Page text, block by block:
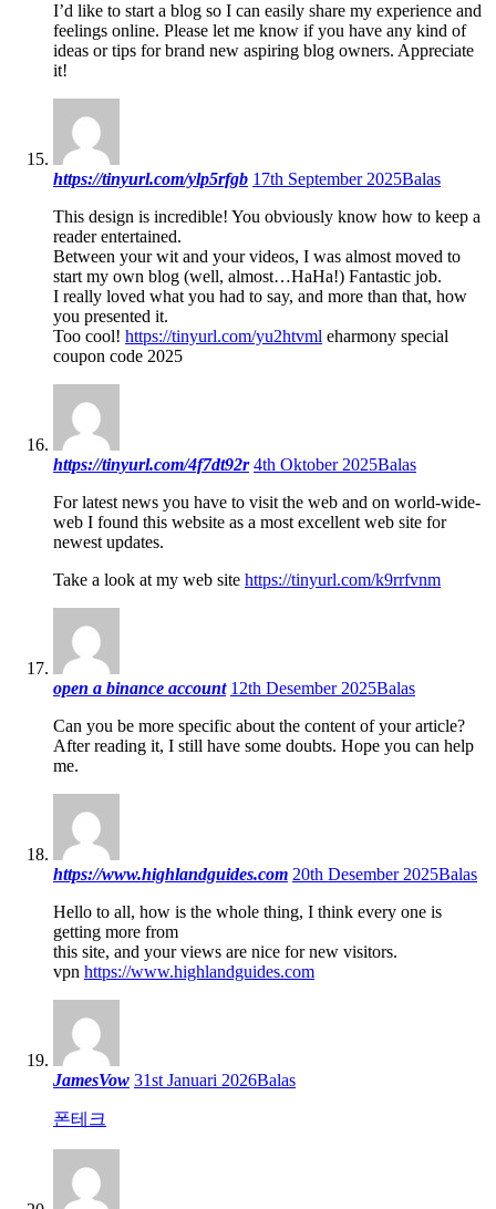
I’d like to start a blog so I can easily share my experience and
feelings online. Please let me know if you have any kind of
ideas or tips for brand new aspiring blog owners. Appreciate
it!
https://tinyurl.com/ylp5rfgb 17th September 2025Balas
This design is incredible! You obviously know how to keep a
reader entertained.
Between your wit and your videos, I was almost moved to
start my own blog (well, almost…HaHa!) Fantastic job.
I really loved what you had to say, and more than that, how
you presented it.
Too cool! https://tinyurl.com/yu2htvml eharmony special
coupon code 2025
https://tinyurl.com/4f7dt92r 4th Oktober 2025Balas
For latest news you have to visit the web and on world-wide-
web I found this website as a most excellent web site for
newest updates.
Take a look at my web site https://tinyurl.com/k9rrfvnm
open a binance account 12th Desember 2025Balas
Can you be more specific about the content of your article?
After reading it, I still have some doubts. Hope you can help
me.
https://www.highlandguides.com 20th Desember 2025Balas
Hello to all, how is the whole thing, I think every one is
getting more from
this site, and your views are nice for new visitors.
vpn https://www.highlandguides.com
JamesVow 31st Januari 2026Balas
폰테크